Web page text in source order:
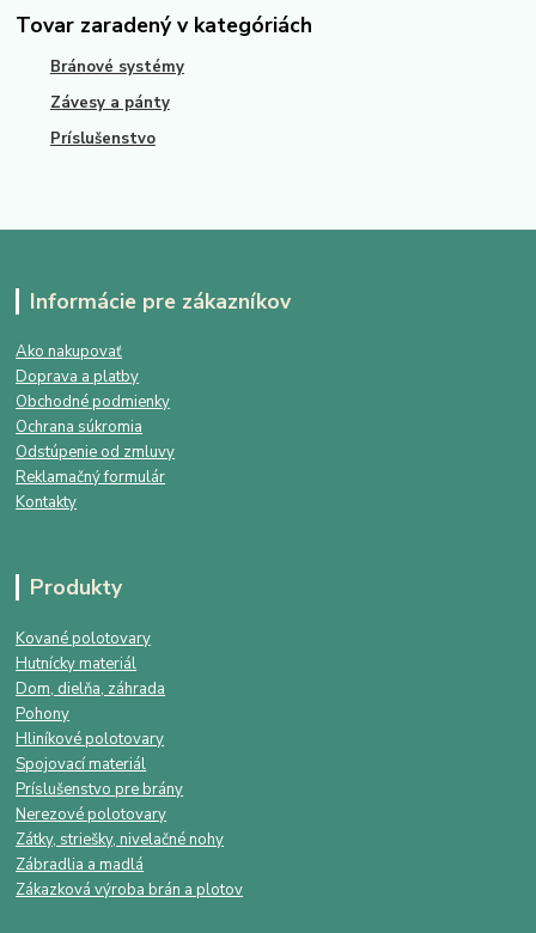
Tovar zaradený v kategóriách
Bránové systémy
Závesy a pánty
Príslušenstvo
Informácie pre zákazníkov
Ako nakupovať
Doprava a platby
Obchodné podmienky
Ochrana súkromia
Odstúpenie od zmluvy
Reklamačný formulár
Kontakty
Produkty
Kované polotovary
Hutnícky materiál
Dom, dielňa, záhrada
Pohony
Hliníkové polotovary
Spojovací materiál
Príslušenstvo pre brány
Nerezové polotovary
Zátky, striešky, nivelačné nohy
Zábradlia a madlá
Zákazková výroba brán a plotov